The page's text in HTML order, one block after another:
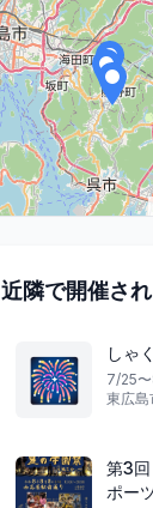
近隣で開催さ
🎆
しゃ
7/25
東広島
第3
ポー